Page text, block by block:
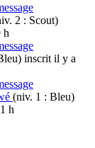
2 : Scout)
h
inscrit il y a
(niv. 1 : Bleu)
h